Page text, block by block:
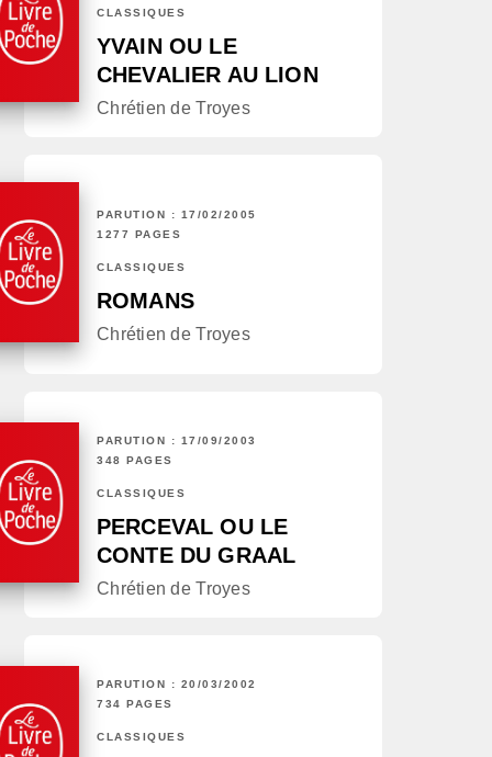
CLASSIQUES
YVAIN OU LE
CHEVALIER AU LION
Chrétien de Troyes
PARUTION : 17/02/2005
1277 PAGES
CLASSIQUES
ROMANS
Chrétien de Troyes
PARUTION : 17/09/2003
348 PAGES
CLASSIQUES
PERCEVAL OU LE
CONTE DU GRAAL
Chrétien de Troyes
PARUTION : 20/03/2002
734 PAGES
CLASSIQUES